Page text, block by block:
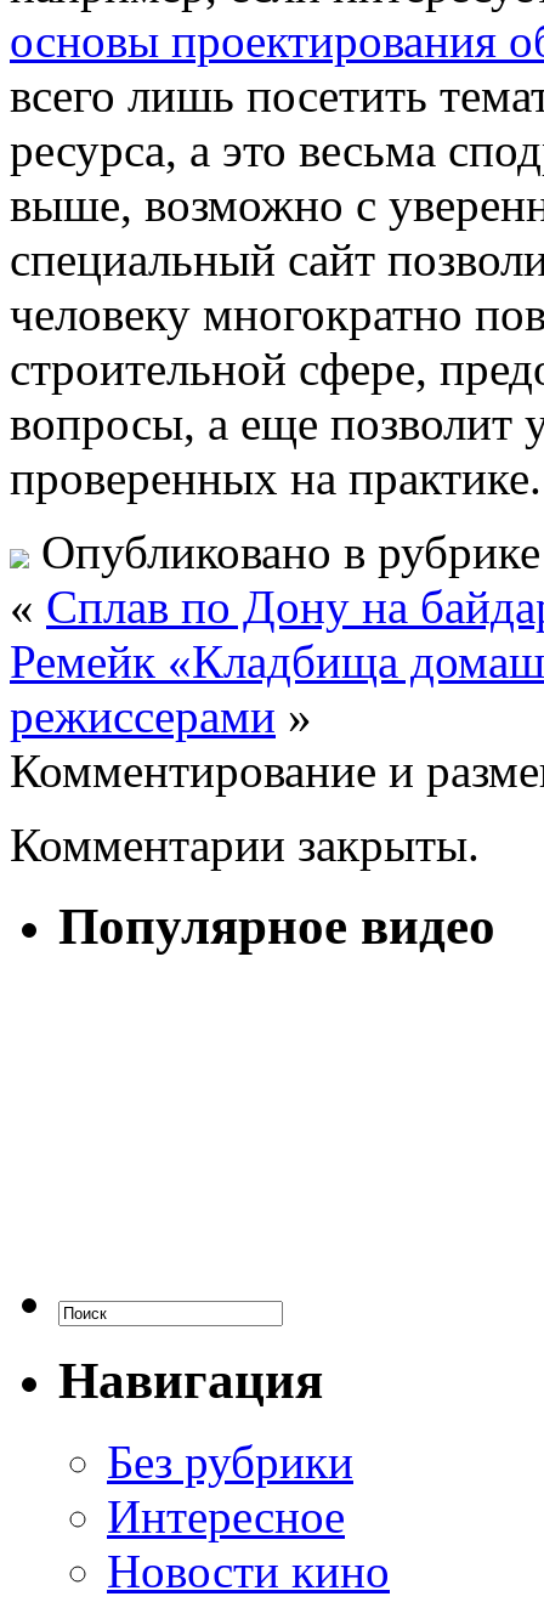
основы проектирования
всего лишь посетить
ресурса, а это весьма
выше, возможно с
специальный сайт
человеку многократно
строительной сфере,
вопросы, а еще позволит
проверенных на практике.
Опубликовано в
« Сплав по Дону на
Ремейк «Кладбища
режиссерами »
Комментирование и
Комментарии закрыты.
Популярное видео
Навигация
Без рубрики
Интересное
Новости кино